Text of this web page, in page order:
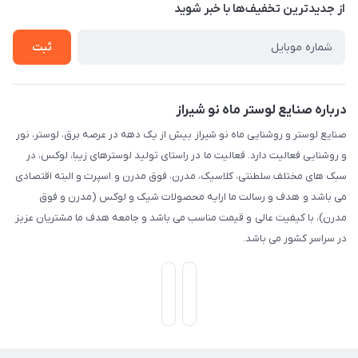
تماس با ما
راهنما
از جدید‌ترین تخفیف‌ها با‌ خبر شوید
ثبت
درباره صنایع لوستر ماه نو شیراز
صنایع لوستر و روشنایی ماه نو شیراز بیش از یک دهه در عرصه برق، لوستر، نور
و روشنایی فعالیت دارد. فعالیت ما در راستای تولید لوسترهای زیبا، لوکس، در
سبک های مختلف سلطنتی، کلاسیک، مدرن، فوق مدرن و اسپرت و البته اقتصادی
می باشد و هدف و رسالت ما ارایه محصولات شیک و لوکس (مدرن و فوق
مدرن)، با کیفیت عالی و قیمت مناسب می باشد و جامعه هدف ما مشتریان عزیز
در سراسر کشور می باشد.